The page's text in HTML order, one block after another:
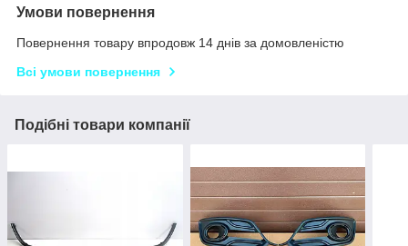
Умови повернення
Повернення товару впродовж 14 днів за домовленістю
Всі умови повернення
Подібні товари компанії